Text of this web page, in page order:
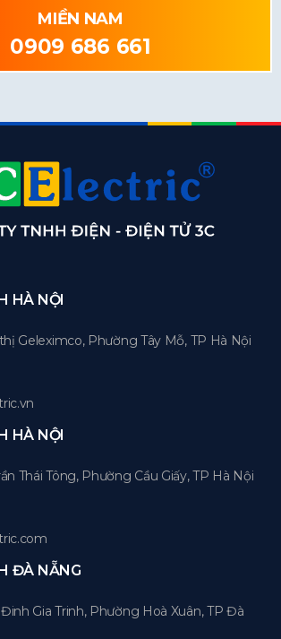
MIỀN NAM
0909 686 661
HÀ NỘI
Geleximco, Phường Tây Mỗ, TP Hà Nội
HÀ NỘI
Thái Tông, Phường Cầu Giấy, TP Hà Nội
ĐÀ NẴNG
Gia Trinh, Phường Hoà Xuân, TP Đà